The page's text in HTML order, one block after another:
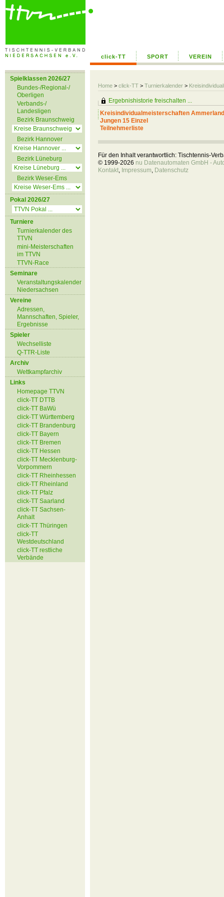
click-TT SPORT VEREIN
Home > click-TT > Turnierkalender >
Spielklassen 2026/27
Bundes-/Regional-/
Oberligen
Verbands-/
Landesligen
Bezirk Braunschweig
Bezirk Hannover
Bezirk Lüneburg
Bezirk Weser-Ems
Pokal 2026/27
Turniere
Turnierkalender des
TTVN
mini-Meisterschaften
im TTVN
TTVN-Race
Seminare
Veranstaltungskalender
Niedersachsen
Vereine
Adressen,
Mannschaften, Spieler,
Ergebnisse
Spieler
Wechselliste
Q-TTR-Liste
Archiv
Wettkampfarchiv
Links
Homepage TTVN
click-TT DTTB
click-TT BaWü
click-TT Württemberg
click-TT Brandenburg
click-TT Bayern
click-TT Bremen
click-TT Hessen
click-TT Mecklenburg-
Vorpommern
click-TT Rheinhessen
click-TT Rheinland
click-TT Pfalz
click-TT Saarland
click-TT Sachsen-
Anhalt
click-TT Thüringen
click-TT
Westdeutschland
click-TT restliche
Verbände
Ergebnishistorie freischalten ...
Kreisindividualmeisterschaften
Jungen 15 Einzel
Teilnehmerliste
Für den Inhalt verantwortlich: Tischtennis-
© 1999-2026 nu Datenautomaten GmbH -
Kontakt, Impressum, Datenschutz